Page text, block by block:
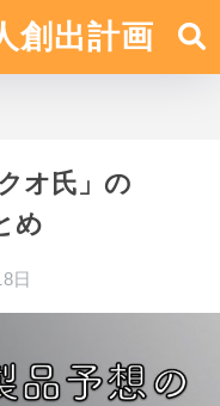
創出計画
オ氏」の
め
日